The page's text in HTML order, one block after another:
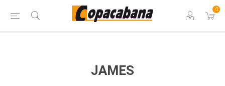
0
JAMES